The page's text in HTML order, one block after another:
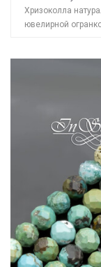
Хризоколла
ювелирной